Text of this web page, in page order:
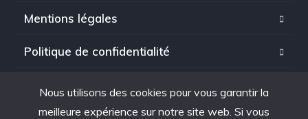
Mentions légales
Politique de confidentialité
Copyright © 2025. tous droits réservés à Auto Web Negoce.
Nous utilisons des cookies pour vous garantir la
meilleure expérience sur notre site web. Si vous